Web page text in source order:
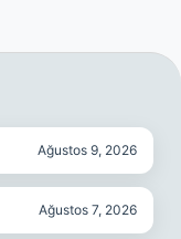
Ağustos 9, 2026
Ağustos 7, 2026